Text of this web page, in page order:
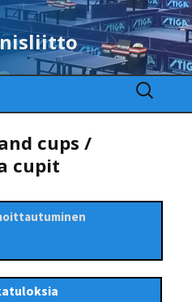
Haku:
cups /
cupit